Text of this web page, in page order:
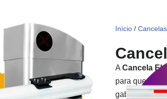
Início / Cancelas
A Cancela
para quem
gabinete em